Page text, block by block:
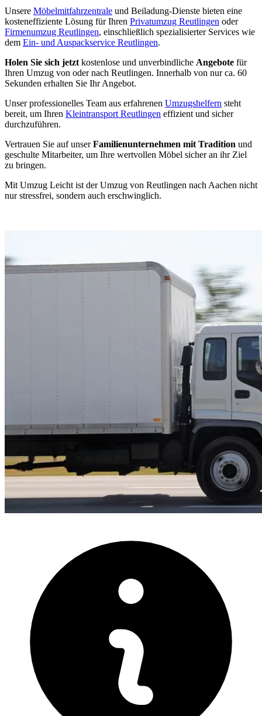
Unsere Möbelmitfahrzentrale und Beiladung-Dienste bieten eine
kosteneffiziente Lösung für Ihren Privatumzug Reutlingen oder
Firmenumzug Reutlingen, einschließlich spezialisierter Services wie
dem Ein- und Auspackservice Reutlingen.
Holen Sie sich jetzt kostenlose und unverbindliche Angebote für
Ihren Umzug von oder nach Reutlingen. Innerhalb von nur ca. 60
Sekunden erhalten Sie Ihr Angebot.
Unser professionelles Team aus erfahrenen Umzugshelfern steht
bereit, um Ihren Kleintransport Reutlingen effizient und sicher
durchzuführen.
Vertrauen Sie auf unserFamilienunternehmen mit Tradition und
geschulte Mitarbeiter, um Ihre wertvollen Möbel sicher an ihr Ziel
zu bringen.
Mit Umzug Leicht ist der Umzug von Reutlingen nach Aachen nicht
nur stressfrei, sondern auch erschwinglich.